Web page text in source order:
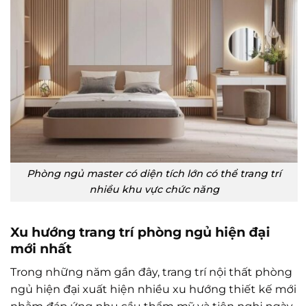
Phòng ngủ master có diện tích lớn có thể trang trí
nhiều khu vực chức năng
Xu hướng trang trí phòng ngủ hiện đại
mới nhất
Trong những năm gần đây, trang trí nội thất phòng
ngủ hiện đại xuất hiện nhiều xu hướng thiết kế mới